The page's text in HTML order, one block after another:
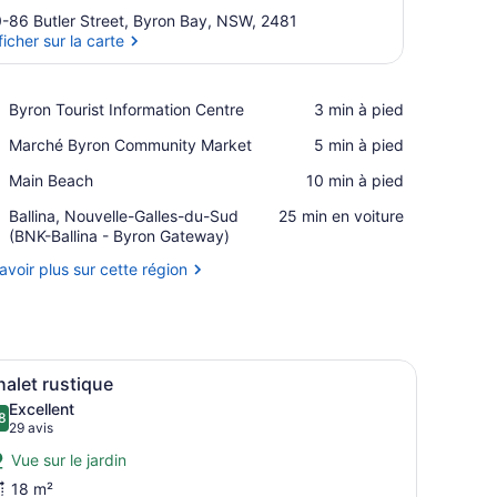
86 Butler Street, Byron Bay, NSW, 2481
sur la carte
Byron Tourist Information Centre
Place,
Tourist
Centre
‪3 min à pied‬
Marché Byron Community Market
Place,
Byron
Market
‪5 min à pied‬
Main Beach
Place,
Beach
‪10 min à pied‬
Ballina, Nouvelle-Galles-du-Sud
(BNK-Ballina - Byron Gateway)
Airport,
Ballina,
Galles-
Byron
Gateway)
‪25 min en voiture‬
plus sur cette région
d’arbres.
comprenant un lit, une petite kitchenette et une vue sur l’extérieur.
Une rangée de petites cabanes à un
3 rustique
sur 10
Excellent
29 avis
(29 avis)
Vue sur le jardin
18 m²